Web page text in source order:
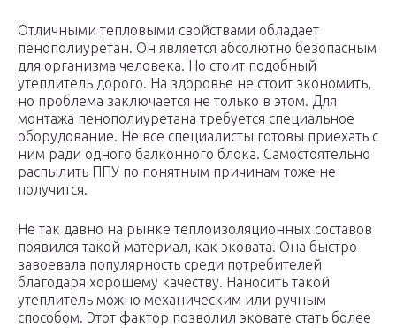
Отличными тепловыми свойствами обладает
пенополиуретан. Он является абсолютно безопасным
для организма человека. Но стоит подобный
утеплитель дорого. На здоровье не стоит экономить,
но проблема заключается не только в этом. Для
монтажа пенополиуретана требуется специальное
оборудование. Не все специалисты готовы приехать с
ним ради одного балконного блока. Самостоятельно
распылить ППУ по понятным причинам тоже не
получится.
Не так давно на рынке теплоизоляционных составов
появился такой материал, как эковата. Она быстро
завоевала популярность среди потребителей
благодаря хорошему качеству. Наносить такой
утеплитель можно механическим или ручным
способом. Этот фактор позволил эковате стать более